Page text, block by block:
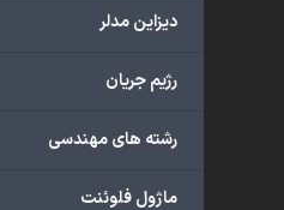
دیزاین مدلر
رژیم جریان
رشته های مهندسی
ماژول فلوئنت